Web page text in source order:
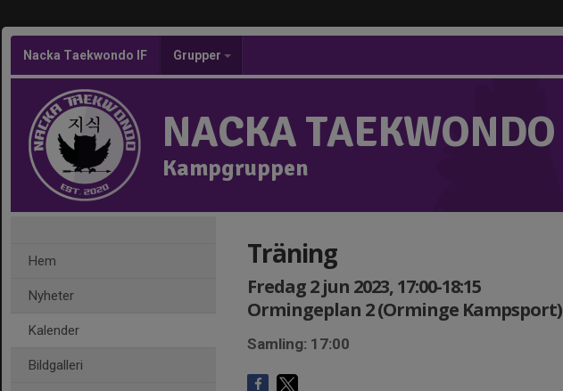
Nacka Taekwondo IF Grupper
NACKA TAEKWONDO
Kampgruppen
Hem
Nyheter
Kalender
Bildgalleri
Träning
Fredag 2 jun 2023, 17:00-18:15
Ormingeplan 2 (Orminge Kampsport)
Samling: 17:00